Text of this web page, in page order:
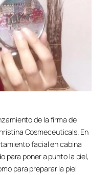
de la firma de
Cosmeceuticals. En
facial en cabina
para poner a punto la piel,
para preparar la piel